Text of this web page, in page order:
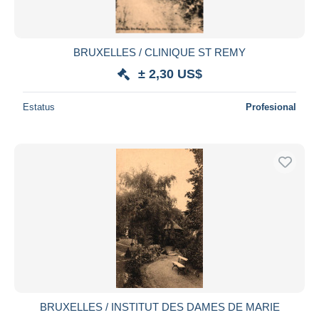
BRUXELLES / CLINIQUE ST REMY
± 2,30 US$
Estatus Profesional
BRUXELLES / INSTITUT DES DAMES DE MARIE